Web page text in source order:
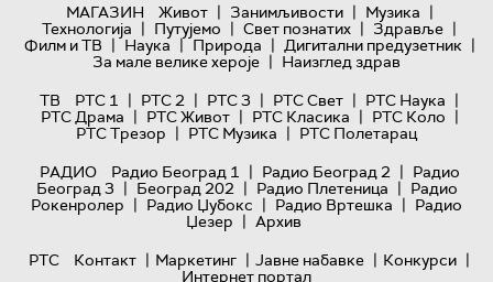
МАГАЗИН
Живот | Занимљивости | Музика |
Технологијa | Путујемо | Свет познатих | Здравље |
Филм и ТВ | Наука | Природа | Дигитални предузетник |
За мале велике хероје | Наизглед здрав
ТВ
РТС 1 | РТС 2 | РТС 3 | РТС Свет | РТС Наука |
РТС Драма | РТС Живот | РТС Класика | РТС Коло |
РТС Трезор | РТС Музика | РТС Полетарац
РАДИО
Радио Београд 1 | Радио Београд 2 | Радио
Београд 3 | Београд 202 | Радио Плетеница | Радио
Рокенролер | Радио Џубокс | Радио Вртешка | Радио
Џезер | Архив
РТС
Контакт | Маркетинг | Јавне набавке | Конкурси |
Интернет портал